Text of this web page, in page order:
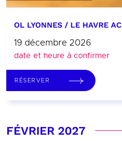
OL LYONNES / LE HAVRE AC
19 décembre 2026
date et heure à confirmer
RÉSERVER
FÉVRIER 2027